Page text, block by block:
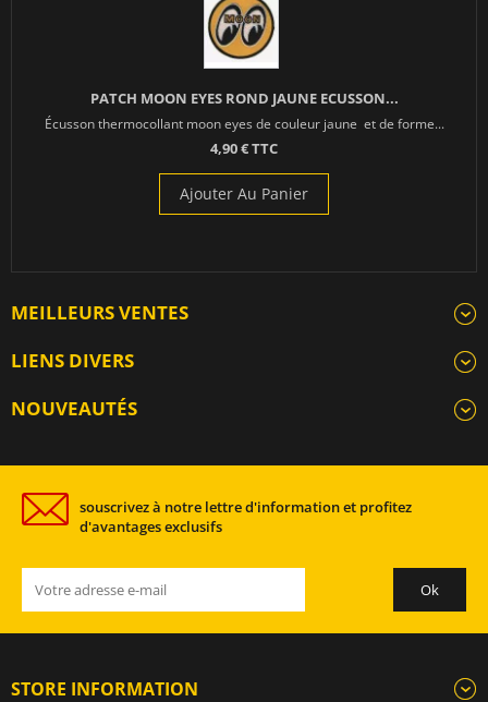
PATCH MOON EYES ROND JAUNE ECUSSON...
Écusson thermocollant moon eyes de couleur jaune et de forme...
4,90 € TTC
Ajouter Au Panier
MEILLEURS VENTES
LIENS DIVERS
NOUVEAUTÉS
souscrivez à notre lettre d'information et profitez
d'avantages exclusifs
STORE INFORMATION